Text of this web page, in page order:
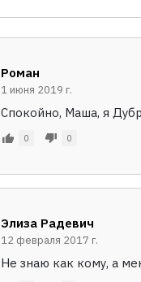
Роман
1 июня 2019 г.
Спокойно, Маша, я
0 0
Элиза Радевич
12 февраля 2017 г.
Не знаю как кому, а